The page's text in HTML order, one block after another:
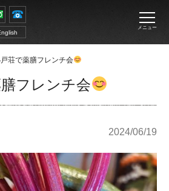
メニュー
荘で薬膳フレンチ会
フレンチ会
2024/06/19